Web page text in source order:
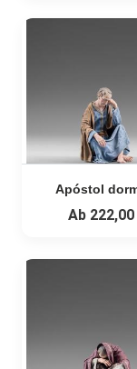
Apóstol
Ab